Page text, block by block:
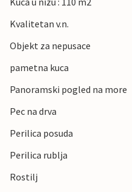
Kvalitetan v.n.
Objekt za nepusace
pametna kuca
Panoramski pogled na more
Pec na drva
Perilica posuda
Perilica rublja
Rostilj